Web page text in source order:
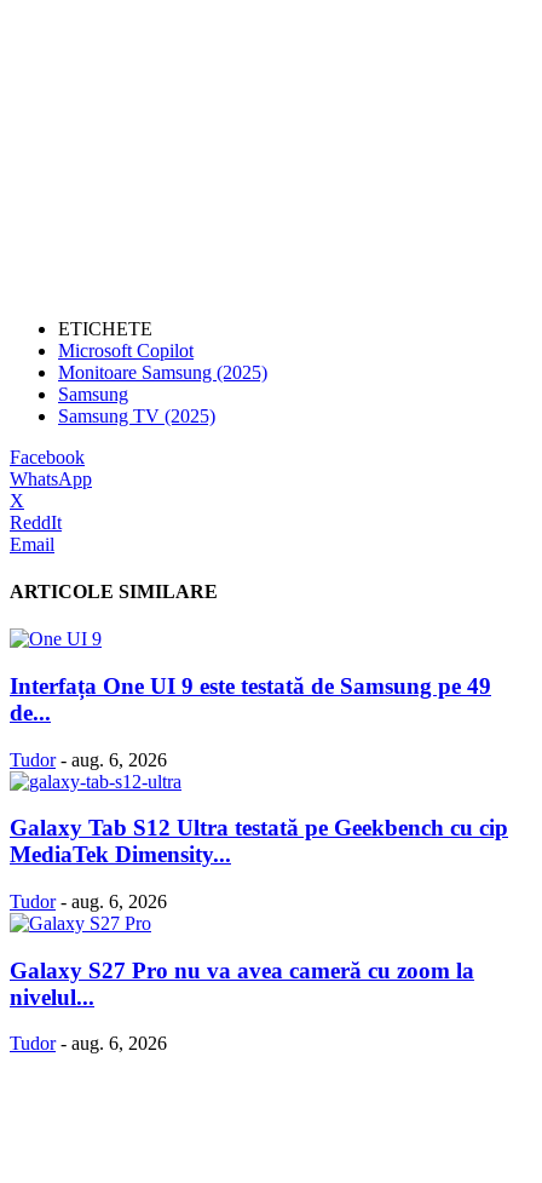
ETICHETE
Microsoft Copilot
Monitoare Samsung (2025)
Samsung
Samsung TV (2025)
Facebook
WhatsApp
X
ReddIt
Email
ARTICOLE SIMILARE
Interfața One UI 9 este testată de Samsung pe 49
de...
Tudor - aug. 6, 2026
Galaxy Tab S12 Ultra testată pe Geekbench cu cip
MediaTek Dimensity...
Tudor - aug. 6, 2026
Galaxy S27 Pro nu va avea cameră cu zoom la
nivelul...
Tudor - aug. 6, 2026